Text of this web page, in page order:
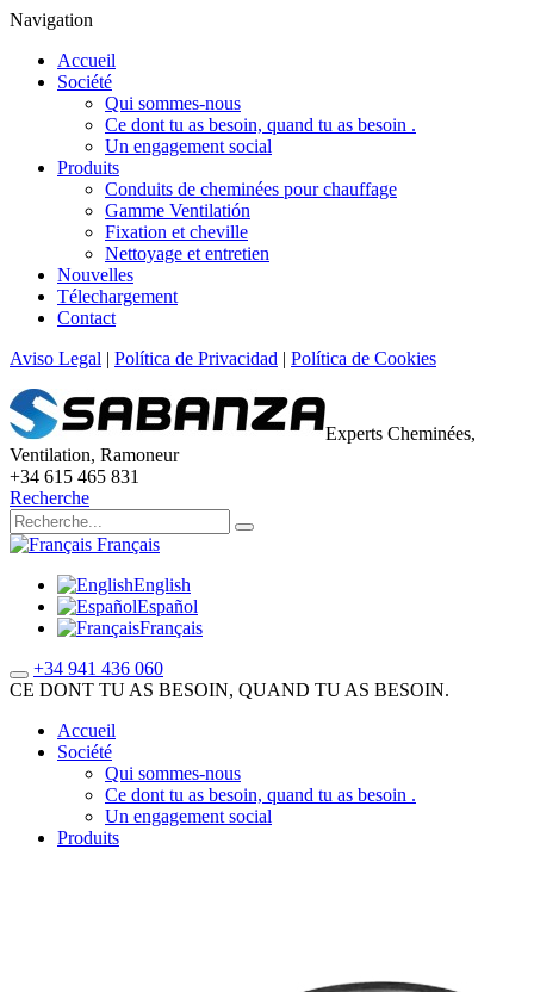
Navigation
Accueil
Société
Qui sommes-nous
Ce dont tu as besoin, quand tu as besoin .
Un engagement social
Produits
Conduits de cheminées pour chauffage
Gamme Ventilatión
Fixation et cheville
Nettoyage et entretien
Nouvelles
Télechargement
Contact
Aviso Legal | Política de Privacidad | Política de Cookies
Experts Cheminées,
Ventilation, Ramoneur
+34 615 465 831
Recherche
Français
English
Español
Français
+34 941 436 060
CE DONT TU AS BESOIN, QUAND TU AS BESOIN.
Accueil
Société
Qui sommes-nous
Ce dont tu as besoin, quand tu as besoin .
Un engagement social
Produits